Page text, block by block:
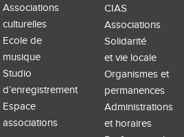
Associations
culturelles
Ecole de
musique
Studio
d’enregistrement
Espace
associations
CIAS
Associations
Solidarité
et vie locale
Organismes et
permanences
Administrations
et horaires